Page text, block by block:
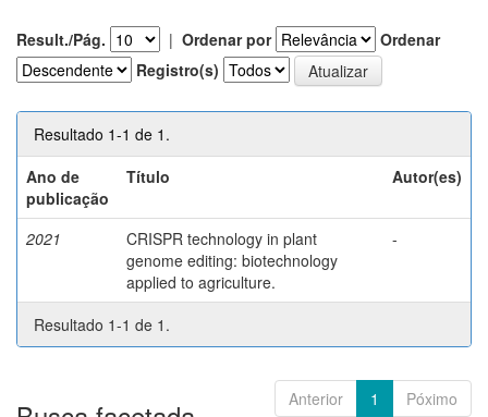
Result./Pág. | Ordenar por
Ordenar
Registro(s)
Resultado 1-1 de 1.
Ano de
publicação
Título Autor(es)
2021
CRISPR technology in plant
genome editing: biotechnology
applied to agriculture.
-
Resultado 1-1 de 1.
Anterior 1 Póximo